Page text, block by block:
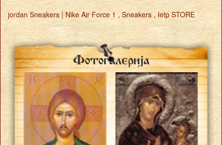
jordan Sneakers|Nike Air Force 1 , Sneakers , Ietp STORE
Fotogalerija